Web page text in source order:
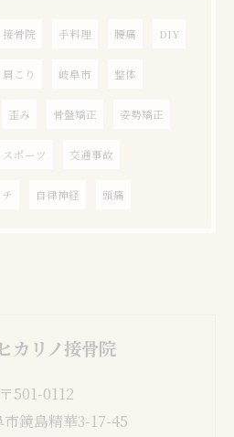
接骨院 手料理 腰痛 DIY
肩こり 岐阜市 整体
歪み 骨盤矯正 姿勢矯正
スポーツ 交通事故
自律神経 頭痛
カリノ接骨院
501-0112
鏡島精華3-17-45